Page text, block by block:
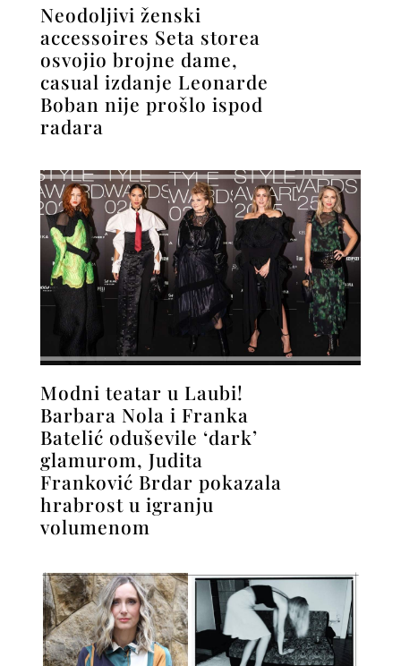
Neodoljivi ženski
accessoires Seta storea
osvojio brojne dame,
casual izdanje Leonarde
Boban nije prošlo ispod
radara
Modni teatar u Laubi!
Barbara Nola i Franka
Batelić oduševile ‘dark’
glamurom, Judita
Franković Brdar pokazala
hrabrost u igranju
volumenom